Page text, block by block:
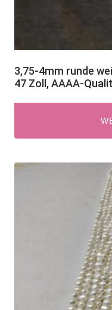
3,75-4mm runde
47 Zoll, AAAA-